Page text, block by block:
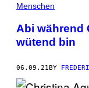
Menschen
Abi während
wütend bin
06.09.21 BY